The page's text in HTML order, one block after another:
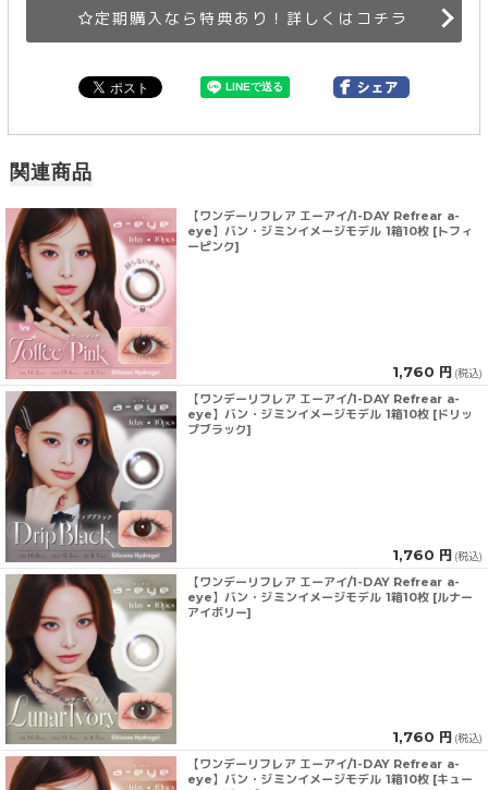
定期購入なら特典あり！詳しくはコチラ
関連商品
【ワンデーリフレア エーアイ/1-DAY Refrear a-
eye】バン・ジミンイメージモデル 1箱10枚 [トフィ
ーピンク]
1,760 円 (税込)
【ワンデーリフレア エーアイ/1-DAY Refrear a-
eye】バン・ジミンイメージモデル 1箱10枚 [ドリッ
プブラック]
1,760 円 (税込)
【ワンデーリフレア エーアイ/1-DAY Refrear a-
eye】バン・ジミンイメージモデル 1箱10枚 [ルナー
アイボリー]
1,760 円 (税込)
【ワンデーリフレア エーアイ/1-DAY Refrear a-
eye】バン・ジミンイメージモデル 1箱10枚 [キュー